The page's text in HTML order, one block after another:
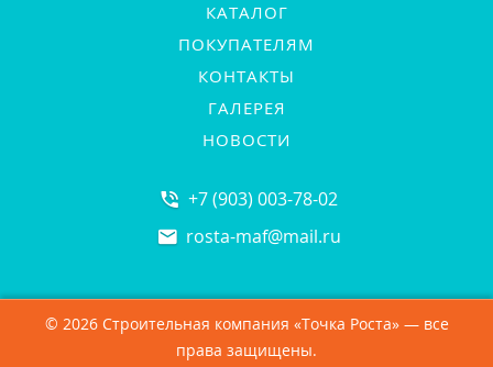
КАТАЛОГ
ПОКУПАТЕЛЯМ
КОНТАКТЫ
ГАЛЕРЕЯ
НОВОСТИ
+7 (903) 003-78-02
rosta-maf@mail.ru
© 2026 Строительная компания «Точка Роста» — все
права защищены.